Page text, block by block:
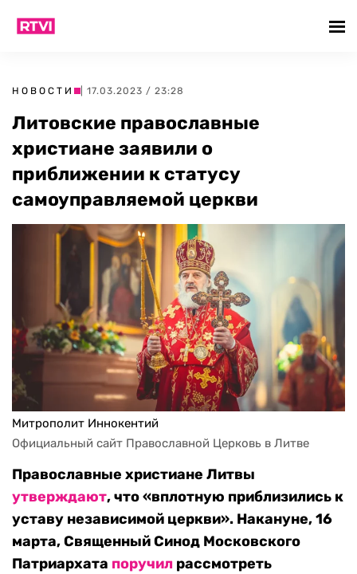
НОВОСТИ | 17.03.2023 / 23:28
Литовские православные
христиане заявили о
приближении к статусу
самоуправляемой церкви
Митрополит Иннокентий
Официальный сайт Православной Церковь в Литве
Православные христиане Литвы
утверждают, что «вплотную приблизились к
уставу независимой церкви». Накануне, 16
марта, Священный Синод Московского
Патриархата поручил рассмотреть